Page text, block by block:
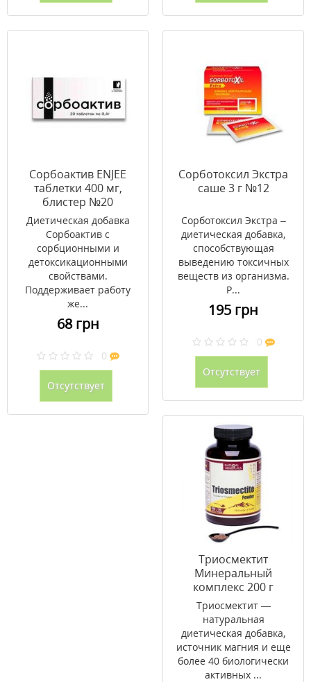
Сорбоактив ENJEE
таблетки 400 мг,
блистер №20
Диетическая добавка
Сорбоактив с
сорбционными и
детоксикационными
свойствами.
Поддерживает работу
же...
68 грн
0
Отсутствует
Сорботоксил Экстра
саше 3 г №12
Сорботоксил Экстра –
диетическая добавка,
способствующая
выведению токсичных
веществ из организма.
Р...
195 грн
0
Отсутствует
Триосмектит
Минеральный
комплекс 200 г
Триосмектит —
натуральная
диетическая добавка,
источник магния и еще
более 40 биологически
активных ...